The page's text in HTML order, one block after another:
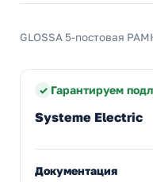
GLOSSA 5-постовая
Гарантируем
Systeme Electric
Документация